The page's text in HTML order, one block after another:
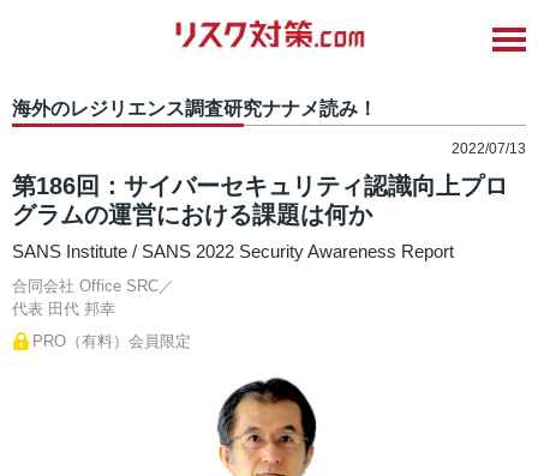
海外のレジリエンス調査研究ナナメ読み！
2022/07/13
第186回：サイバーセキュリティ認識向上プロ
グラムの運営における課題は何か
SANS Institute / SANS 2022 Security Awareness Report
合同会社 Office SRC／
代表 田代 邦幸
PRO（有料）会員限定